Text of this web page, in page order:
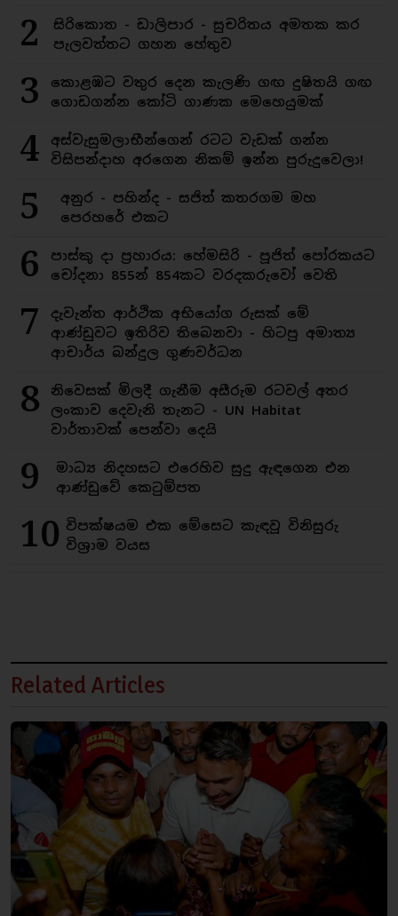
2
සිරිකොත - ඩාලිපාර - සුචරිතය අමතක කර
පැලවත්තට ගහන හේතුව
3
කොළඹට වතුර දෙන කැලණි ගඟ දුෂිතයි ගඟ
ගොඩගන්න කෝටි ගාණක මෙහෙයුමක්
4
අස්වැසුමලාභීන්ගෙන් රටට වැඩක් ගන්න
විසිපන්දාහ අරගෙන නිකම් ඉන්න පුරුදුවෙලා!
5
අනුර - පහින්ද - සජිත් කතරගම මහ
පෙරහරේ එකට
6
පාස්කු දා ප්‍රහාරය: හේමසිරි - පූජිත් පෝරකයට
චෝදනා 855න් 854කට වරදකරුවෝ වෙති
7
දැවැන්ත ආර්ථික අභියෝග රුසක් මේ
ආණ්ඩුවට ඉතිරිව තිබෙනවා - හිටපු අමාත්‍ය
ආචාර්ය බන්දුල ගුණවර්ධන
8
නිවෙසක් මිලදී ගැනීම අසීරුම රටවල් අතර
ලංකාව දෙවැනි තැනට - UN Habitat
වාර්තාවක් පෙන්වා දෙයි
9
මාධ්‍ය නිදහසට එරෙහිව සුදු ඇඳගෙන එන
ආණ්ඩුවේ කෙටුම්පත
10 විපක්ෂයම එක මේසෙට කැඳවූ විනිසුරු
විශ්‍රාම වයස
Related Articles